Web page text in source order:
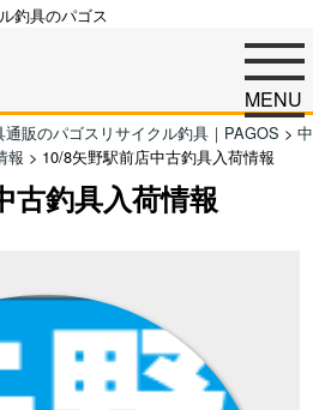
釣具のパゴス
MENU
販のパゴスリサイクル釣具｜PAGOS > 中
報 > 10/8矢野駅前店中古釣具入荷情報
古釣具入荷情報